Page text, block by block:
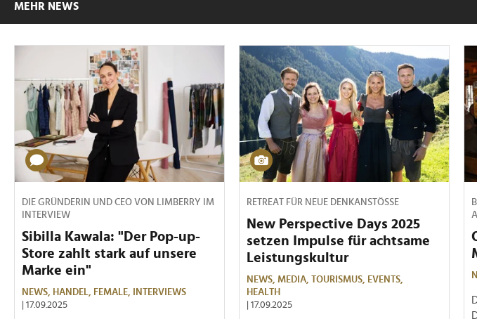
MEHR NEWS
DIE GRÜNDERIN UND CEO VON LIMBERRY IM
INTERVIEW
Sibilla Kawala: "Der Pop-up-
Store zahlt stark auf unsere
Marke ein"
NEWS, HANDEL, FEMALE,
INTERVIEWS
| 17.09.2025
RETREAT FÜR NEUE DENKANSTÖSSE
New Perspective Days 2025
setzen Impulse für achtsame
Leistungskultur
NEWS, MEDIA, TOURISMUS,
EVENTS,
HEALTH
| 17.09.2025